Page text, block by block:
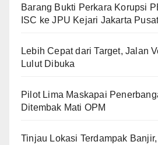
Barang Bukti Perkara Korupsi
ISC ke JPU Kejari Jakarta
Lebih Cepat dari Target, Jalan
Lulut Dibuka
Pilot Lima Maskapai
Ditembak Mati OPM
Tinjau Lokasi Terdampak